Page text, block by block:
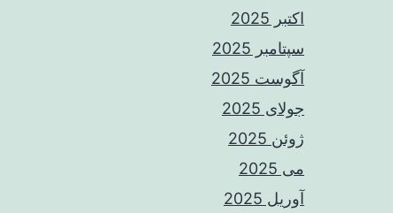
اکتبر 2025
سپتامبر 2025
آگوست 2025
جولای 2025
ژوئن 2025
می 2025
آوریل 2025